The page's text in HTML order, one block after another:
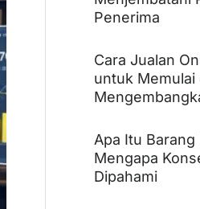
Penerima
Cara Jualan
untuk Memulai
Apa Itu
Mengapa
Dipahami